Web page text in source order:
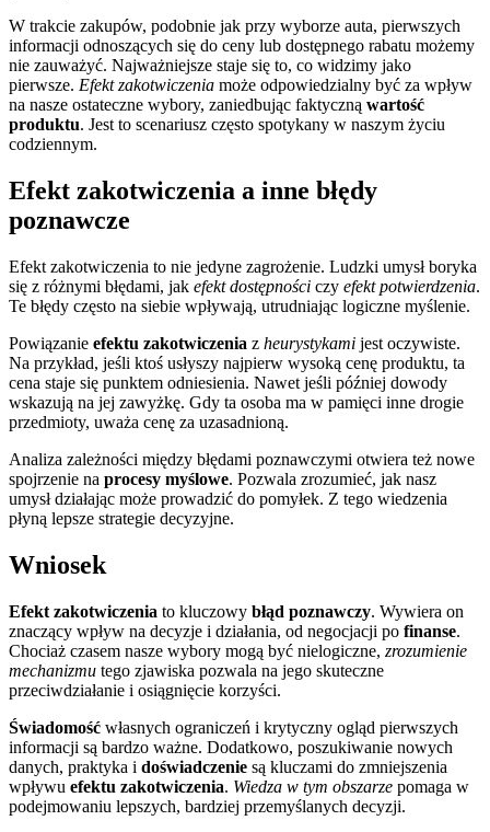
W trakcie zakupów, podobnie jak przy wyborze auta, pierwszych
informacji odnoszących się do ceny lub dostępnego rabatu możemy
nie zauważyć. Najważniejsze staje się to, co widzimy jako
pierwsze. Efekt zakotwiczenia może odpowiedzialny być za wpływ
na nasze ostateczne wybory, zaniedbując faktyczną wartość
produktu. Jest to scenariusz często spotykany w naszym życiu
codziennym.
Efekt zakotwiczenia a inne błędy
poznawcze
Efekt zakotwiczenia to nie jedyne zagrożenie. Ludzki umysł boryka
się z różnymi błędami, jak efekt dostępności czy efekt potwierdzenia.
Te błędy często na siebie wpływają, utrudniając logiczne myślenie.
Powiązanie efektu zakotwiczenia z heurystykami jest oczywiste.
Na przykład, jeśli ktoś usłyszy najpierw wysoką cenę produktu, ta
cena staje się punktem odniesienia. Nawet jeśli później dowody
wskazują na jej zawyżkę. Gdy ta osoba ma w pamięci inne drogie
przedmioty, uważa cenę za uzasadnioną.
Analiza zależności między błędami poznawczymi otwiera też nowe
spojrzenie na procesy myślowe. Pozwala zrozumieć, jak nasz
umysł działając może prowadzić do pomyłek. Z tego wiedzenia
płyną lepsze strategie decyzyjne.
Wniosek
Efekt zakotwiczenia to kluczowy błąd poznawczy. Wywiera on
znaczący wpływ na decyzje i działania, od negocjacji po finanse.
Chociaż czasem nasze wybory mogą być nielogiczne, zrozumienie
mechanizmu tego zjawiska pozwala na jego skuteczne
przeciwdziałanie i osiągnięcie korzyści.
Świadomość własnych ograniczeń i krytyczny ogląd pierwszych
informacji są bardzo ważne. Dodatkowo, poszukiwanie nowych
danych, praktyka i doświadczenie są kluczami do zmniejszenia
wpływu efektu zakotwiczenia. Wiedza w tym obszarze pomaga w
podejmowaniu lepszych, bardziej przemyślanych decyzji.